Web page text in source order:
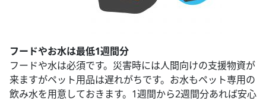
フードやお水は最低1週間分
フードや水は必須です。災害時には人間向けの支援物資が
来ますがペット用品は遅れがちです。お水もペット専用の
飲み水を用意しておきます。1週間から2週間分あれば安心